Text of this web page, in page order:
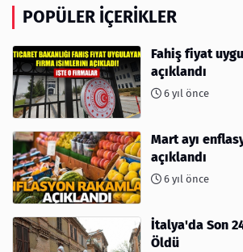
POPÜLER İÇERIKLER
Fahiş fiyat
açıklandı
6 yıl önce
Mart ayı
açıklandı
6 yıl önce
İtalya'da Son
Öldü